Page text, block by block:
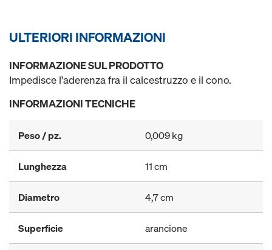
ULTERIORI INFORMAZIONI
INFORMAZIONE SUL PRODOTTO
Impedisce l'aderenza fra il calcestruzzo e il cono.
INFORMAZIONI TECNICHE
Peso / pz. 0,009 kg
Lunghezza 11 cm
Diametro 4,7 cm
Superficie arancione